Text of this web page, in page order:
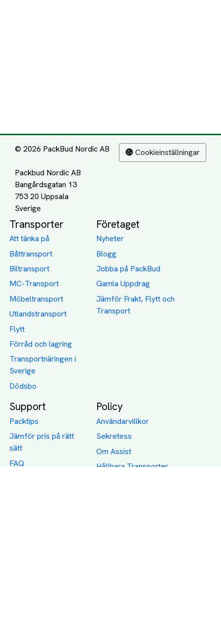
© 2026 PackBud Nordic AB
Packbud Nordic AB
Bangårdsgatan 13
753 20 Uppsala
Cookieinställningar
Transporter
Att tänka på
Båttransport
Biltransport
MC-Transport
Möbeltransport
Utlandstransport
Flytt
Förråd och lagring
Transportnäringen i
Sverige
Dödsbo
Företaget
Nyheter
Blogg
Jobba på PackBud
Gamla Uppdrag
Jämför Frakt, Flytt och
Transport
Support
Packtips
Jämför pris på rätt
sätt
FAQ
Policy
Användarvillkor
Sekretess
Om Assist
Hållbara Transporter